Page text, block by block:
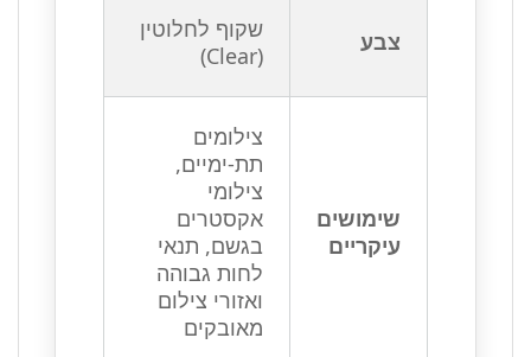
שקוף לחלוטין
שימושים
עיקריים
צילומים
תת-ימיים,
צילומי
אקסטרים
בגשם, תנאי
לחות גבוהה
ואזורי צילום
מאובקים